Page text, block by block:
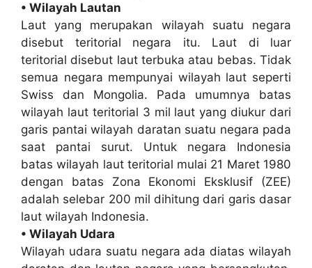
• Wilayah Lautan
Laut yang merupakan wilayah suatu negara
disebut teritorial negara itu. Laut di luar
teritorial disebut laut terbuka atau bebas. Tidak
semua negara mempunyai wilayah laut seperti
Swiss dan Mongolia. Pada umumnya batas
wilayah laut teritorial 3 mil laut yang diukur dari
garis pantai wilayah daratan suatu negara pada
saat pantai surut. Untuk negara Indonesia
batas wilayah laut teritorial mulai 21 Maret 1980
dengan batas Zona Ekonomi Eksklusif (ZEE)
adalah selebar 200 mil dihitung dari garis dasar
laut wilayah Indonesia.
• Wilayah Udara
Wilayah udara suatu negara ada diatas wilayah